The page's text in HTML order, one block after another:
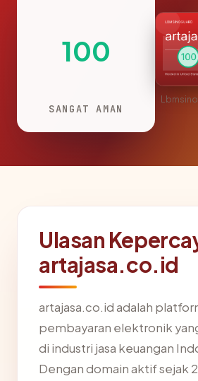
100
SANGAT AMAN
Ulasan
artajasa.co.id
artajasa.co.id adalah
pembayaran elektronik
di industri jasa keuangan
Dengan domain aktif sejak